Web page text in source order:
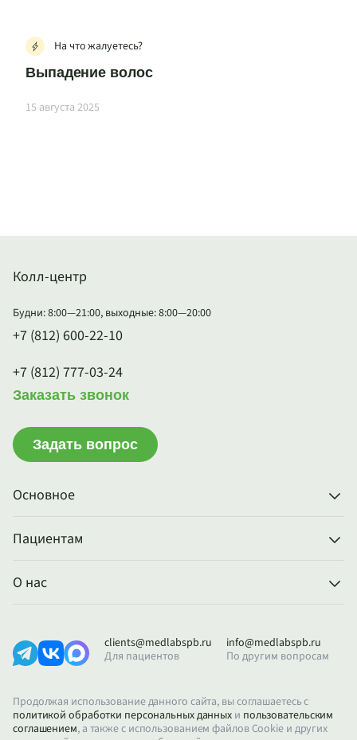
На что жалуетесь?
Выпадение волос
15 августа 2025
Основное
Пациентам
О нас
Колл-центр
Будни: 8:00—21:00, выходные: 8:00—20:00
+7 (812) 600-22-10
+7 (812) 777-03-24
Заказать звонок
Задать вопрос
Продолжая использование данного сайта, вы соглашаетесь с
политикой обработки персональных данных и пользовательским
соглашением, а также с использованием файлов Cookie и других
clients@medlabspb.ru
Для пациентов
info@medlabspb.ru
По другим вопросам